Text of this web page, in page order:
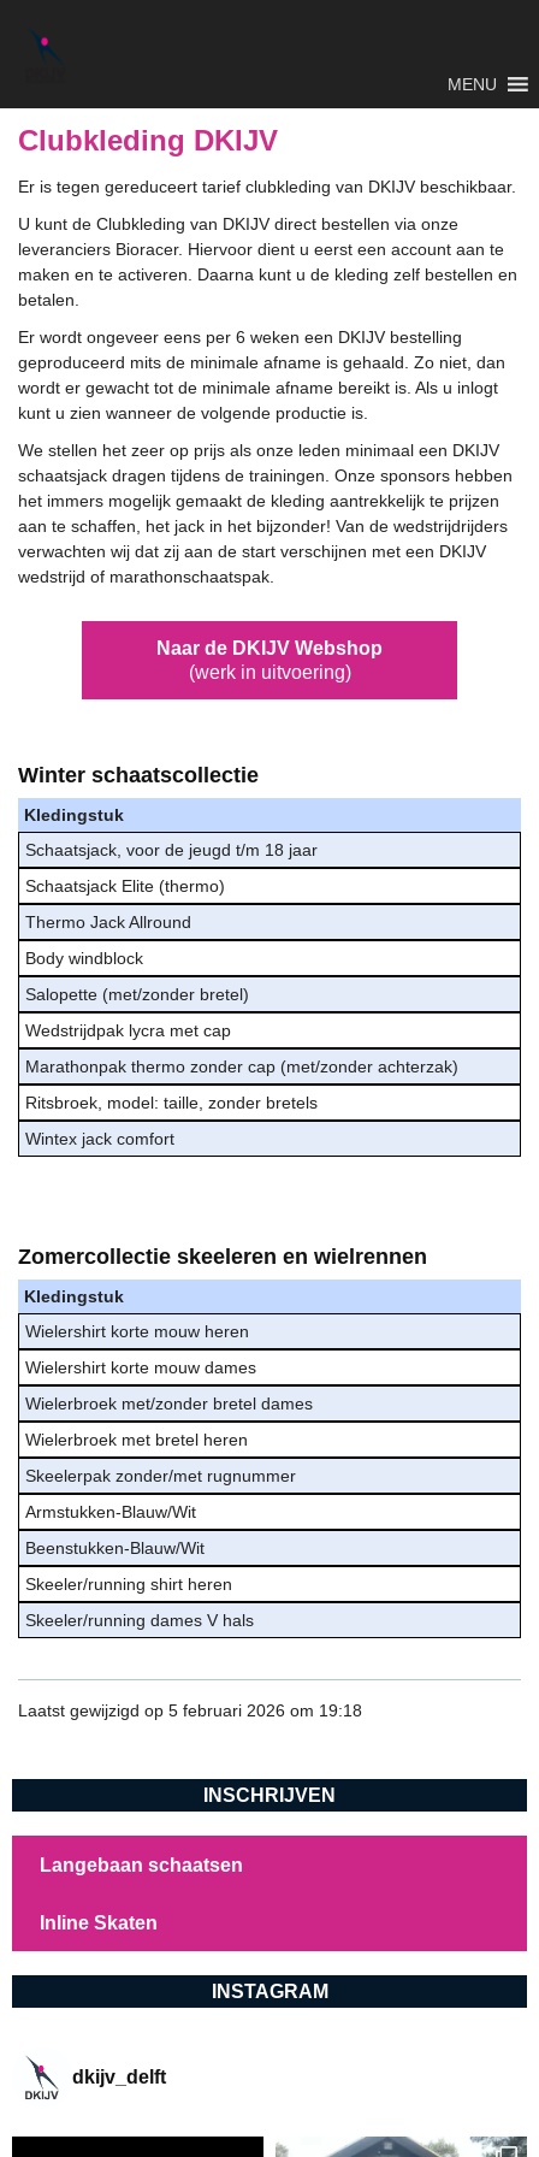
MENU
Clubkleding DKIJV
Er is tegen gereduceert tarief clubkleding van DKIJV beschikbaar.
U kunt de Clubkleding van DKIJV direct bestellen via onze
leveranciers Bioracer. Hiervoor dient u eerst een account aan te
maken en te activeren. Daarna kunt u de kleding zelf bestellen en
betalen.
Er wordt ongeveer eens per 6 weken een DKIJV bestelling
geproduceerd mits de minimale afname is gehaald. Zo niet, dan
wordt er gewacht tot de minimale afname bereikt is. Als u inlogt
kunt u zien wanneer de volgende productie is.
We stellen het zeer op prijs als onze leden minimaal een DKIJV
schaatsjack dragen tijdens de trainingen. Onze sponsors hebben
het immers mogelijk gemaakt de kleding aantrekkelijk te prijzen
aan te schaffen, het jack in het bijzonder! Van de wedstrijdrijders
verwachten wij dat zij aan de start verschijnen met een DKIJV
wedstrijd of marathonschaatspak.
Naar de DKIJV Webshop
(werk in uitvoering)
Winter schaatscollectie
Kledingstuk
Schaatsjack, voor de jeugd t/m 18 jaar
Schaatsjack Elite (thermo)
Thermo Jack Allround
Body windblock
Salopette (met/zonder bretel)
Wedstrijdpak lycra met cap
Marathonpak thermo zonder cap (met/zonder achterzak)
Ritsbroek, model: taille, zonder bretels
Wintex jack comfort
Zomercollectie skeeleren en wielrennen
Kledingstuk
Wielershirt korte mouw heren
Wielershirt korte mouw dames
Wielerbroek met/zonder bretel dames
Wielerbroek met bretel heren
Skeelerpak zonder/met rugnummer
Armstukken-Blauw/Wit
Beenstukken-Blauw/Wit
Skeeler/running shirt heren
Skeeler/running dames V hals
Laatst gewijzigd op 5 februari 2026 om 19:18
INSCHRIJVEN
Langebaan schaatsen
Inline Skaten
INSTAGRAM
dkijv_delft